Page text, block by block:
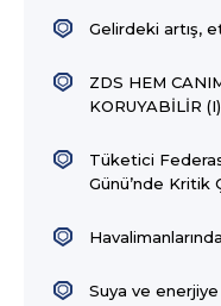
Gelirdeki artış,
ZDS HEM
KORUYABİLİR (I)
Tüketici
Günü’nde Kritik
Suya ve